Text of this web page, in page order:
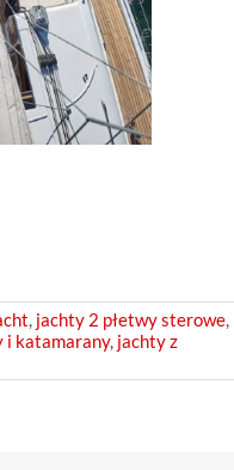
, jachty 2 płetwy sterowe,
i katamarany, jachty z